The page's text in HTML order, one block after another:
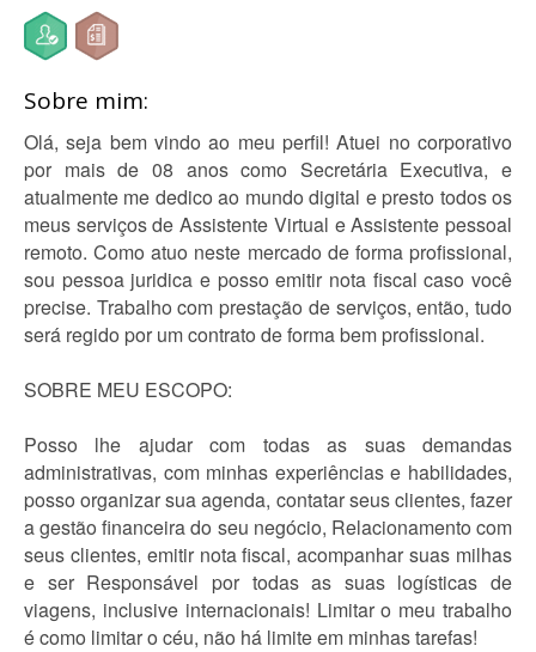
Sobre mim:
Olá, seja bem vindo ao meu perfil! Atuei no corporativo
por mais de 08 anos como Secretária Executiva, e
atualmente me dedico ao mundo digital e presto todos os
meus serviços de Assistente Virtual e Assistente pessoal
remoto. Como atuo neste mercado de forma profissional,
sou pessoa juridica e posso emitir nota fiscal caso você
precise. Trabalho com prestação de serviços, então, tudo
será regido por um contrato de forma bem profissional.
SOBRE MEU ESCOPO:
Posso lhe ajudar com todas as suas demandas
administrativas, com minhas experiências e habilidades,
posso organizar sua agenda, contatar seus clientes, fazer
a gestão financeira do seu negócio, Relacionamento com
seus clientes, emitir nota fiscal, acompanhar suas milhas
e ser Responsável por todas as suas logísticas de
viagens, inclusive internacionais! Limitar o meu trabalho
é como limitar o céu, não há limite em minhas tarefas!